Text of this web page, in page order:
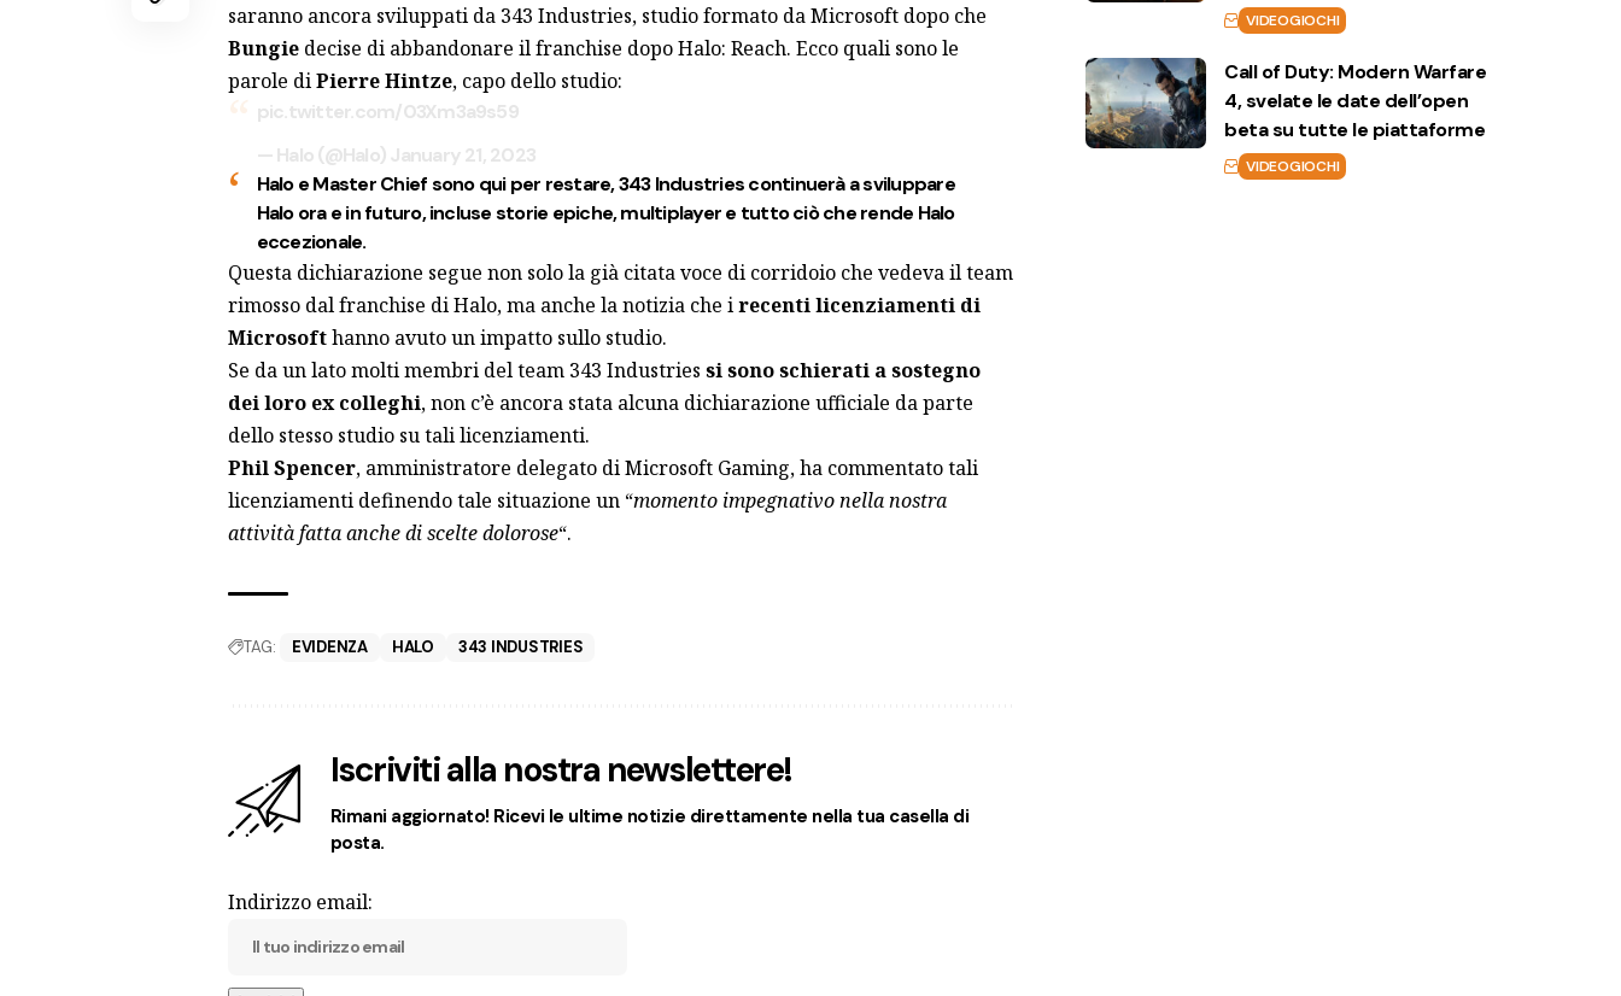
saranno ancora sviluppati da 343 Industries, studio formato da Microsoft dopo che
Bungiedecise di abbandonare il franchise dopo Halo: Reach. Ecco quali sono le
parole diPierre Hintze, capo dello studio:
pic.twitter.com/03Xm3a9s59
— Halo (@Halo) January 21, 2023
Halo e Master Chief sono qui per restare, 343 Industries continuerà a sviluppare
Halo ora e in futuro, incluse storie epiche, multiplayer e tutto ciò che rende Halo
eccezionale.
Questa dichiarazione segue non solo la già citata voce di corridoio che vedeva il team
rimosso dal franchise di Halo, ma anche la notizia che irecenti licenziamenti di
Microsofthanno avuto un impatto sullo studio.
Se da un lato molti membri del team 343 Industries si sono schierati a sostegno
dei loro ex colleghi, non c’è ancora stata alcuna dichiarazione ufficiale da parte
dello stesso studio su tali licenziamenti.
Phil Spencer, amministratore delegato di Microsoft Gaming, ha commentato tali
licenziamenti definendo tale situazione un “momento impegnativo nella nostra
attività fatta anche di scelte dolorose“.
TAG: EVIDENZA HALO 343 INDUSTRIES
Iscriviti alla nostra newslettere!
Rimani aggiornato! Ricevi le ultime notizie direttamente nella tua casella di
posta.
Indirizzo email:
VIDEOGIOCHI
Call of Duty: Modern Warfare
4, svelate le date dell’open
beta su tutte le piattaforme
VIDEOGIOCHI